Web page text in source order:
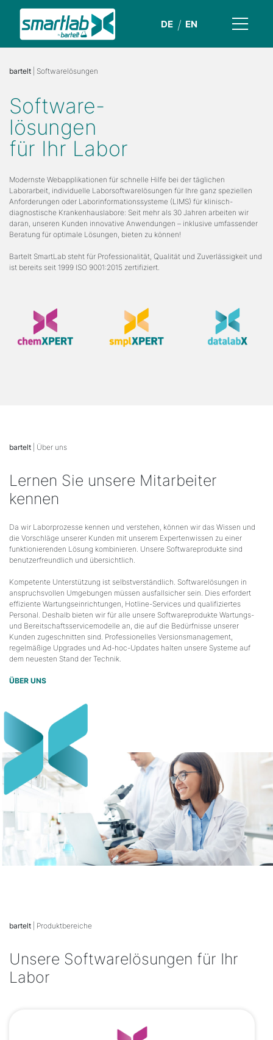
DE EN
bartelt | Softwarelösungen
Software-
lösungen
für Ihr Labor
Modernste Webapplikationen für schnelle Hilfe bei der täglichen
Laborarbeit, individuelle Laborsoftwarelösungen für Ihre ganz speziellen
Anforderungen oder Laborinformationssysteme (LIMS) für klinisch-
diagnostische Krankenhauslabore: Seit mehr als 30 Jahren arbeiten wir
daran, unseren Kunden innovative Anwendungen – inklusive umfassender
Beratung für optimale Lösungen, bieten zu können!
Bartelt SmartLab steht für Professionalität, Qualität und Zuverlässigkeit und
ist bereits seit 1999 ISO 9001:2015 zertifiziert.
bartelt | Über uns
Lernen Sie unsere Mitarbeiter
kennen
Da wir Laborprozesse kennen und verstehen, können wir das Wissen und
die Vorschläge unserer Kunden mit unserem Expertenwissen zu einer
funktionierenden Lösung kombinieren. Unsere Softwareprodukte sind
benutzerfreundlich und übersichtlich.
Kompetente Unterstützung ist selbstverständlich. Softwarelösungen in
anspruchsvollen Umgebungen müssen ausfallsicher sein. Dies erfordert
effiziente Wartungseinrichtungen, Hotline-Services und qualifiziertes
Personal. Deshalb bieten wir für alle unsere Softwareprodukte Wartungs-
und Bereitschaftsservicemodelle an, die auf die Bedürfnisse unserer
Kunden zugeschnitten sind. Professionelles Versionsmanagement,
regelmäßige Upgrades und Ad-hoc-Updates halten unsere Systeme auf
dem neuesten Stand der Technik.
ÜBER UNS
bartelt | Produktbereiche
Unsere Softwarelösungen für Ihr
Labor